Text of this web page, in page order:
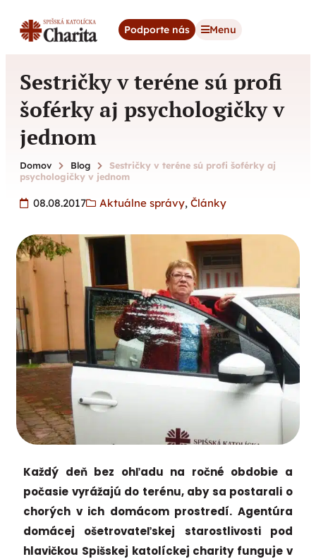
Podporte nás Menu
Sestričky v teréne sú profi
šoférky aj psychologičky v
jednom
Domov Blog
Sestričky v teréne sú profi šoférky aj
psychologičky v jednom
08.08.2017 Aktuálne správy, Články
Každý deň bez ohľadu na ročné obdobie a
počasie vyrážajú do terénu, aby sa postarali o
chorých v ich domácom prostredí. Agentúra
domácej ošetrovateľskej starostlivosti pod
hlavičkou Spišskej katolíckej charity funguje v